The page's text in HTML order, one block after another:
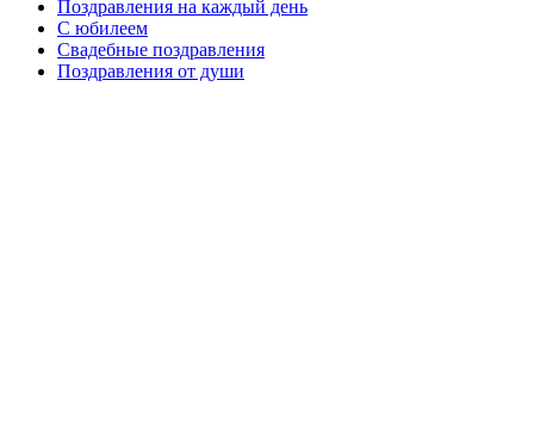
Поздравления на каждый день
С юбилеем
Свадебные поздравления
Поздравления от души